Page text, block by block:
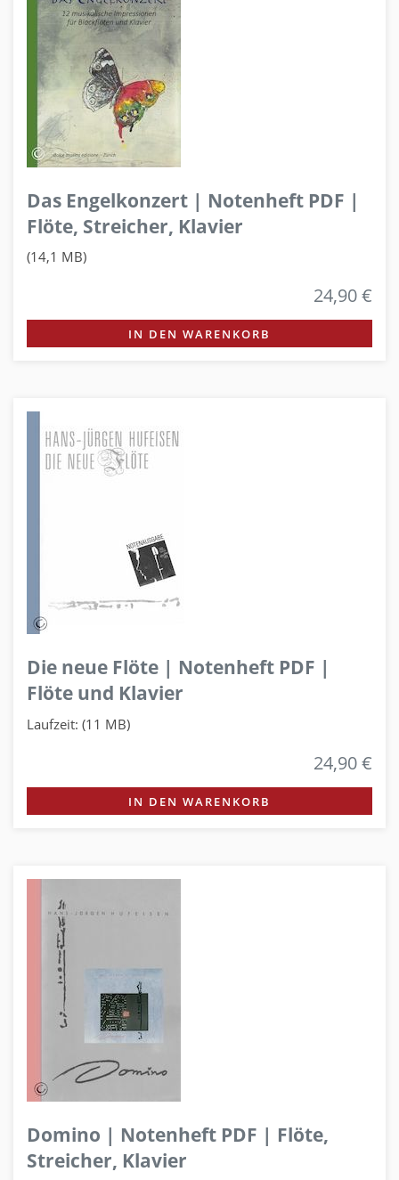
Das Engelkonzert | Notenheft PDF |
Flöte, Streicher, Klavier
(14,1 MB)
24,90 €
IN DEN WARENKORB
Die neue Flöte | Notenheft PDF |
Flöte und Klavier
Laufzeit: (11 MB)
24,90 €
IN DEN WARENKORB
Domino | Notenheft PDF | Flöte,
Streicher, Klavier